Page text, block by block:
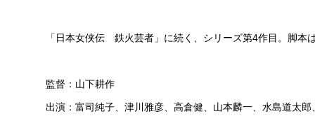
「日本女侠伝 鉄火芸者」に続く、シリーズ第4作目。脚本
監督：山下耕作
出演：富司純子、津川雅彦、高倉健、山本麟一、水島道太